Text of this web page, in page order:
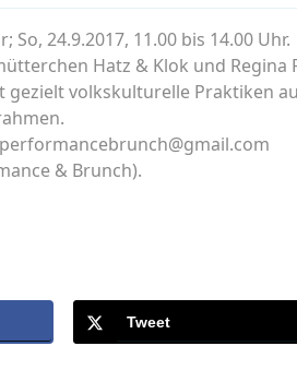
So, 24.9.2017, 11.00 bis 14.00 Uhr.
Hatz & Klok und Regina
volkskulturelle Praktiken
& Brunch).
Tweet